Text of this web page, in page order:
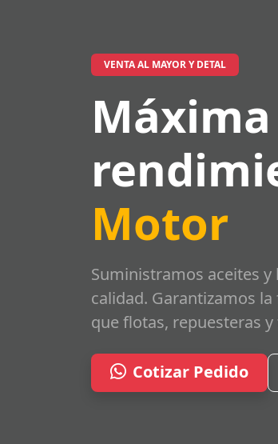
VENTA AL MAYOR Y DETAL
Motor
Suministramos aceites
calidad. Garantizamos
que flotas, repuesteras
Cotizar Pedido